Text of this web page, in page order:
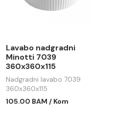
Lavabo nadgradni
Minotti 7039
360x360x115
Nadgradni lavabo 7039
360x360x115
105.00 BAM / Kom